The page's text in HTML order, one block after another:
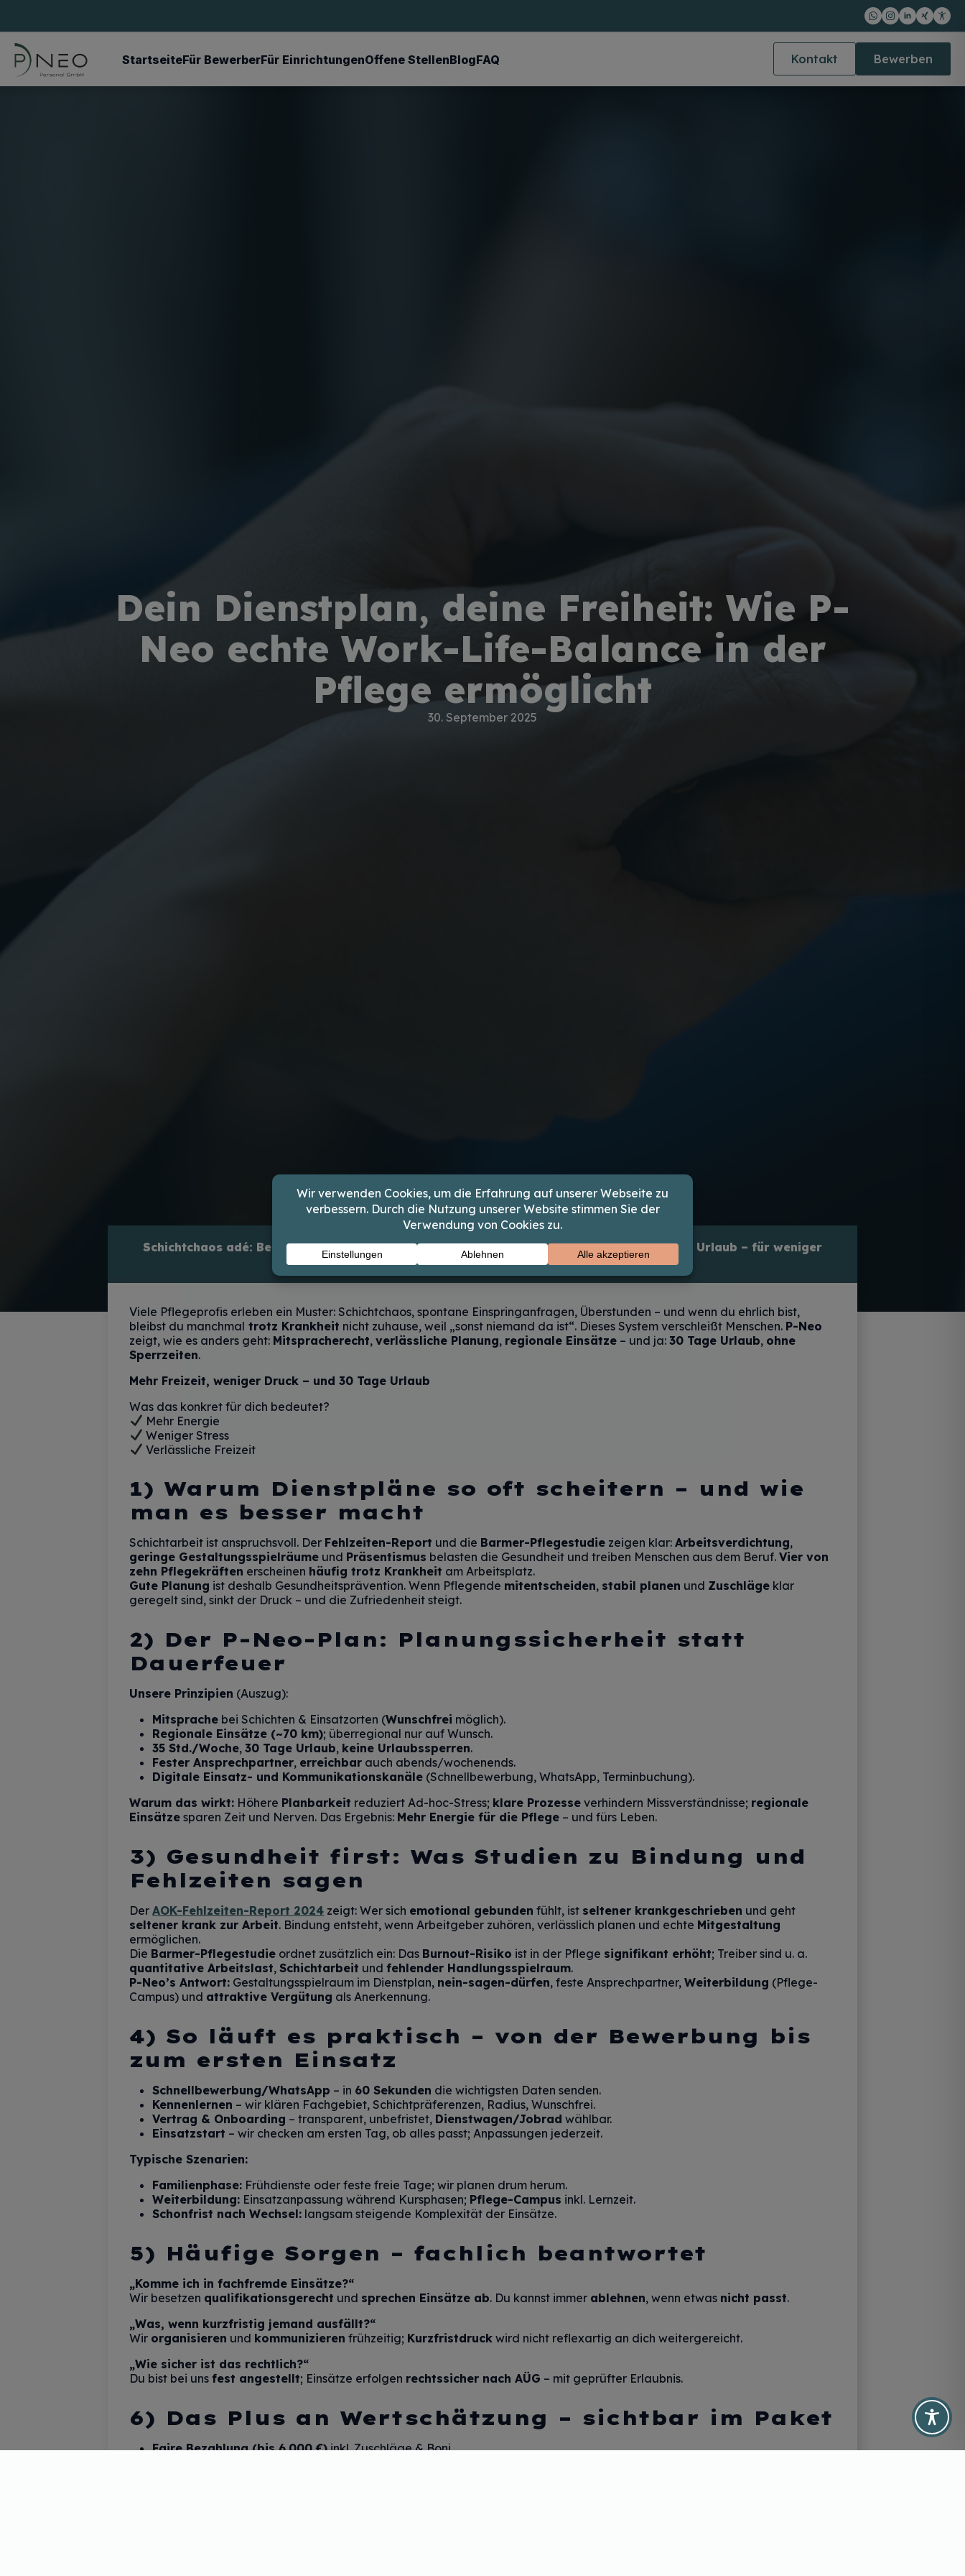
StartseiteFür BewerberFür EinrichtungenOffene StellenBlogFAQ Kontakt Bewerben
Dein Dienstplan, deine Freiheit: Wie P-
Neo echte Work-Life-Balance in der
Pflege ermöglicht
30. September 2025
Schichtchaos adé: Bei P-Neo bekommst du Mitsprache, verlässliche Dienstpläne & 30 Tage Urlaub – für weniger
Stress und mehr Lebensqualität.
Viele Pflegeprofis erleben ein Muster: Schichtchaos, spontane Einspringanfragen, Überstunden – und wenn du ehrlich bist,
bleibst du manchmal trotz Krankheit nicht zuhause, weil „sonst niemand da ist“. Dieses System verschleißt Menschen. P-Neo
zeigt, wie es anders geht: Mitspracherecht,verlässliche Planung, regionale Einsätze – und ja:30 Tage Urlaub, ohne
Sperrzeiten.
Mehr Freizeit, weniger Druck – und 30 Tage Urlaub
Was das konkret für dich bedeutet?
Mehr Energie
Weniger Stress
Verlässliche Freizeit
1) Warum Dienstpläne so oft scheitern – und wie
man es besser macht
Schichtarbeit ist anspruchsvoll. Der Fehlzeiten-Report und die Barmer-Pflegestudie zeigen klar:Arbeitsverdichtung,
geringe Gestaltungsspielräume und Präsentismus belasten die Gesundheit und treiben Menschen aus dem Beruf.Vier von
zehn Pflegekräften erscheinen häufig trotz Krankheit am Arbeitsplatz.
Gute Planung ist deshalb Gesundheitsprävention. Wenn Pflegende mitentscheiden, stabil planen und Zuschläge klar
geregelt sind, sinkt der Druck – und die Zufriedenheit steigt.
2) Der P-Neo-Plan: Planungssicherheit statt
Dauerfeuer
Unsere Prinzipien (Auszug):
Mitsprache bei Schichten & Einsatzorten (Wunschfrei möglich).
Regionale Einsätze (~70 km); überregional nur auf Wunsch.
35 Std./Woche,30 Tage Urlaub, keine Urlaubssperren.
Fester Ansprechpartner, erreichbar auch abends/wochenends.
Digitale Einsatz- und Kommunikationskanäle (Schnellbewerbung, WhatsApp, Terminbuchung).
Warum das wirkt: Höhere Planbarkeit reduziert Ad-hoc-Stress; klare Prozesse verhindern Missverständnisse; regionale
Einsätze sparen Zeit und Nerven. Das Ergebnis: Mehr Energie für die Pflege – und fürs Leben.
3) Gesundheit first: Was Studien zu Bindung und
Fehlzeiten sagen
DerAOK-Fehlzeiten-Report 2024 zeigt: Wer sich emotional gebunden fühlt, ist seltener krankgeschrieben und geht
seltener krank zur Arbeit. Bindung entsteht, wenn Arbeitgeber zuhören, verlässlich planen und echte Mitgestaltung
ermöglichen.
Die Barmer-Pflegestudie ordnet zusätzlich ein: Das Burnout-Risiko ist in der Pflege signifikant erhöht; Treiber sind u. a.
quantitative Arbeitslast,Schichtarbeit undfehlender Handlungsspielraum.
P-Neo’s Antwort: Gestaltungsspielraum im Dienstplan, nein-sagen-dürfen, feste Ansprechpartner,Weiterbildung (Pflege-
Campus) und attraktive Vergütung als Anerkennung.
4) So läuft es praktisch – von der Bewerbung bis
zum ersten Einsatz
Schnellbewerbung/WhatsApp – in 60 Sekunden die wichtigsten Daten senden.
Kennenlernen – wir klären Fachgebiet, Schichtpräferenzen, Radius, Wunschfrei.
Vertrag & Onboarding – transparent, unbefristet, Dienstwagen/Jobrad wählbar.
Einsatzstart – wir checken am ersten Tag, ob alles passt; Anpassungen jederzeit.
Typische Szenarien:
Familienphase: Frühdienste oder feste freie Tage; wir planen drum herum.
Weiterbildung: Einsatzanpassung während Kursphasen; Pflege-Campus inkl. Lernzeit.
Schonfrist nach Wechsel: langsam steigende Komplexität der Einsätze.
5) Häufige Sorgen – fachlich beantwortet
„Komme ich in fachfremde Einsätze?“
Wir besetzen qualifikationsgerecht und sprechen Einsätze ab. Du kannst immer ablehnen, wenn etwas nicht passt.
„Was, wenn kurzfristig jemand ausfällt?“
Wir organisieren und kommunizieren frühzeitig; Kurzfristdruck wird nicht reflexartig an dich weitergereicht.
„Wie sicher ist das rechtlich?“
Du bist bei unsfest angestellt; Einsätze erfolgen rechtssicher nach AÜG – mit geprüfter Erlaubnis.
6) Das Plus an Wertschätzung – sichtbar im Paket
Faire Bezahlung (bis 6.000 €)inkl. Zuschläge & Boni.